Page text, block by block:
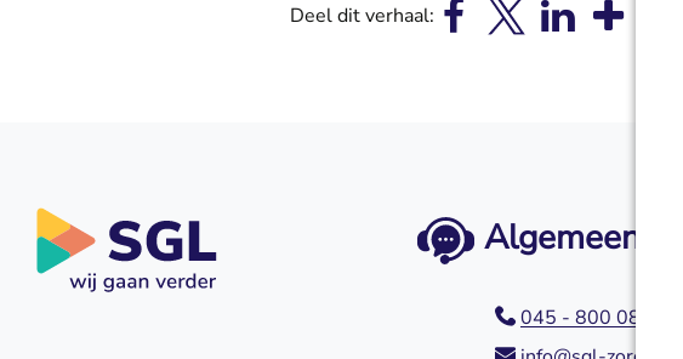
Deel dit verhaal:
Algemeen
045 - 800 0800